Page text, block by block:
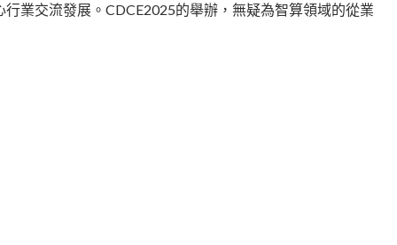
業交流發展。CDCE2025的舉辦，無疑為智算領域的從業